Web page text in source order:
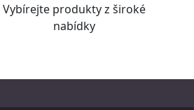
Vybírejte produkty z široké
nabídky